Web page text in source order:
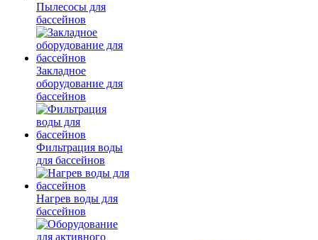
Пылесосы для
бассейнов
Закладное
оборудование для
бассейнов
Фильтрация воды
для бассейнов
Нагрев воды для
бассейнов